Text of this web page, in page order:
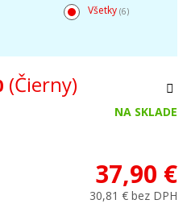
Všetky (6)
(Čierny)
NA SKLADE
37,90 €
30,81 € bez DPH